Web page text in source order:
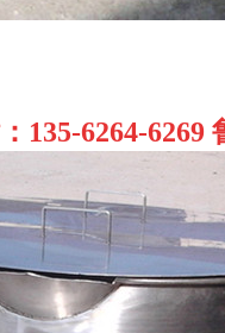
135-6264-6269